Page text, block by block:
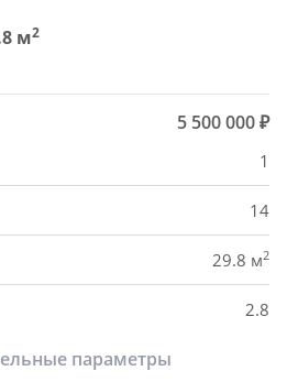
м2
5 500 000 ₽
1
14
29.8 м2
2.8
параметры